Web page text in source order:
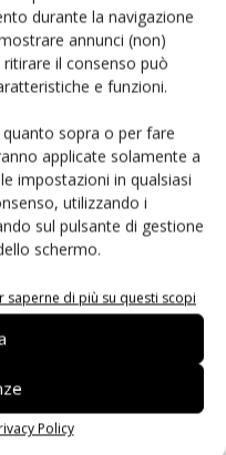
durante la navigazione
annunci (non)
il consenso può
e funzioni.
sopra o per fare
applicate solamente a
impostazioni in qualsiasi
utilizzando i
sul pulsante di gestione
schermo.
saperne di più su questi scopi
Policy
valutare
in termini di software
importanti rispetto ai
ottenere un
a livello di sistema
quali Sata, Ethernet,
i progettisti dovrebbero
Uno sviluppo più
maggiore in
e risorse alla
piuttosto che alla
La qualità